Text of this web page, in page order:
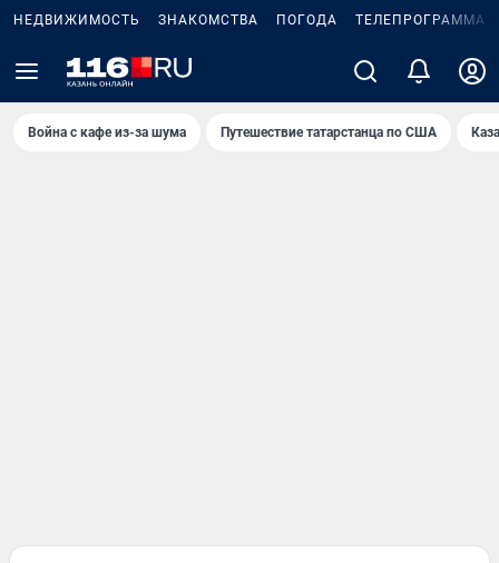
НЕДВИЖИМОСТЬ ЗНАКОМСТВА ПОГОДА ТЕЛЕПРОГРАММА
Война с кафе из-за шума Путешествие татарстанца по США